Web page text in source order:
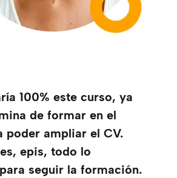
100% este curso, ya
de formar en el
poder ampliar el CV.
epis, todo lo
seguir la formación.